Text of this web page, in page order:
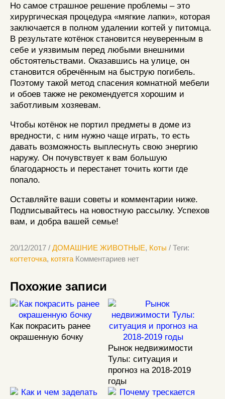
Но самое страшное решение проблемы – это
хирургическая процедура «мягкие лапки», которая
заключается в полном удалении когтей у питомца.
В результате котёнок становится неуверенным в
себе и уязвимым перед любыми внешними
обстоятельствами. Оказавшись на улице, он
становится обречённым на быструю погибель.
Поэтому такой метод спасения комнатной мебели
и обоев также не рекомендуется хорошим и
заботливым хозяевам.
Чтобы котёнок не портил предметы в доме из
вредности, с ним нужно чаще играть, то есть
давать возможность выплеснуть свою энергию
наружу. Он почувствует к вам большую
благодарность и перестанет точить когти где
попало.
Оставляйте ваши советы и комментарии ниже.
Подписывайтесь на новостную рассылку. Успехов
вам, и добра вашей семье!
20/12/2017 / ДОМАШНИЕ ЖИВОТНЫЕ, Коты / Теги:
когтеточка, котята Комментариев нет
Похожие записи
Как покрасить ранее
окрашенную бочку
Рынок недвижимости
Тулы: ситуация и
прогноз на 2018-2019
годы